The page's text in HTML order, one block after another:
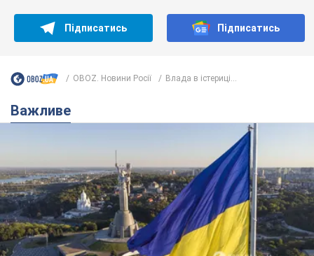
Підписатись Підписатись
OBOZ. Новини Росії Влада в істериці...
Важливе